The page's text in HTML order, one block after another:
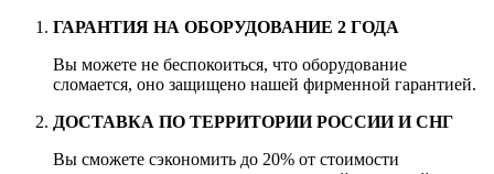
ГАРАНТИЯ НА ОБОРУДОВАНИЕ 2 ГОДА
Вы можете не беспокоиться, что оборудование
сломается, оно защищено нашей фирменной гарантией.
ДОСТАВКА ПО ТЕРРИТОРИИ РОССИИ И СНГ
Вы сможете сэкономить до 20% от стоимости